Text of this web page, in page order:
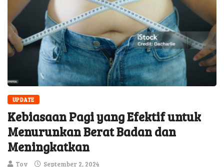
UPDATE
Kebiasaan Pagi yang Efektif untuk
Menurunkan Berat Badan dan
Meningkatkan
Tov September 2, 2024